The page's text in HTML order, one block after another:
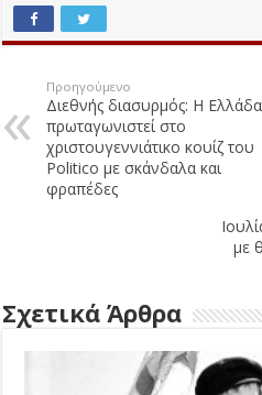
Προηγούμενο
Διεθνής διασυρμός: Η Ελλάδα
πρωταγωνιστεί στο
χριστουγεννιάτικο κουίζ του
Politico με σκάνδαλα και
φραπέδες
με
Σχετικά Άρθρα